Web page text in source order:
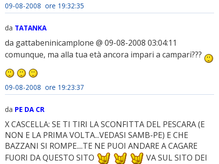
09-08-2008 ore 19:32:35
da TATANKA
da gattabeninicamplone @ 09-08-2008 03:04:11
comunque, ma alla tua età ancora impari a campari???
09-08-2008 ore 19:23:37
da PE DA CR
X CASCELLA: SE TI TIRI LA SCONFITTA DEL PESCARA (E
NON E LA PRIMA VOLTA...VEDASI SAMB-PE) E CHE
BAZZANI SI ROMPE....TE NE PUOI ANDARE A CAGARE
FUORI DA QUESTO SITO
VA SUL SITO DEI